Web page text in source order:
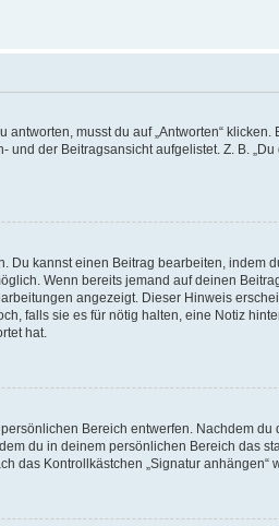
musst du auf „Antworten“
der Beitragsansicht aufgelistet. Z. B. „Du
kannst einen Beitrag bearbeiten, indem
Wenn bereits jemand auf deinen
angezeigt. Dieser Hinweis
falls sie es für nötig halten, eine Notiz
hat.
Bereich entwerfen. Nachdem
du in deinem persönlichen Bereich das
das Kontrollkästchen „Signatur anhängen“